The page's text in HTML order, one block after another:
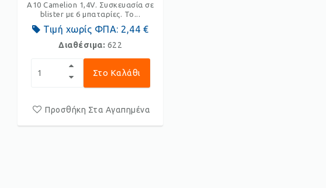
A10 Camelion 1,4V. Συσκευασία σε
blister με 6 μπαταρίες. Το...
Τιμή χωρίς ΦΠΑ: 2,44 €
Διαθέσιμα: 622
Στο Καλάθι
Προσθήκη Στα Αγαπημένα